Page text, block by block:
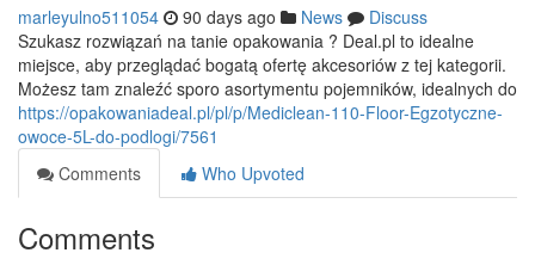
marleyulno511054 90 days ago News
Discuss
Szukasz rozwiązań na tanie opakowania ? Deal.pl to idealne
miejsce, aby przeglądać bogatą ofertę akcesoriów z tej kategorii.
Możesz tam znaleźć sporo asortymentu pojemników, idealnych do
https://opakowaniadeal.pl/pl/p/Mediclean-110-Floor-Egzotyczne-
owoce-5L-do-podlogi/7561
Comments
Who Upvoted
Comments